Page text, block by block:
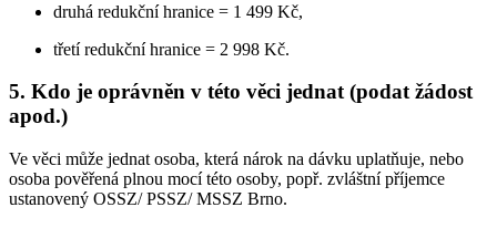
druhá redukční hranice = 1 499 Kč,
třetí redukční hranice = 2 998 Kč.
5. Kdo je oprávněn v této věci jednat (podat žádost
apod.)
Ve věci může jednat osoba, která nárok na dávku uplatňuje, nebo
osoba pověřená plnou mocí této osoby, popř. zvláštní příjemce
ustanovený OSSZ/ PSSZ/ MSSZ Brno.